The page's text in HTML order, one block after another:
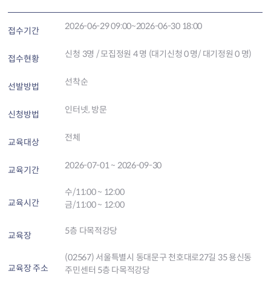
접수기간 2026-06-29 09:00~2026-06-30 18:00
접수현황 신청 3명 / 모집정원 4 명 (대기신청 0 명/ 대기정원 0 명)
선발방법 선착순
신청방법 인터넷, 방문
교육대상 전체
교육기간 2026-07-01 ~ 2026-09-30
교육시간
수/11:00 ~ 12:00
금/11:00 ~ 12:00
교육장 5층 다목적강당
교육장 주소
(02567) 서울특별시 동대문구 천호대로27길 35 용신동
주민센터 5층 다목적강당